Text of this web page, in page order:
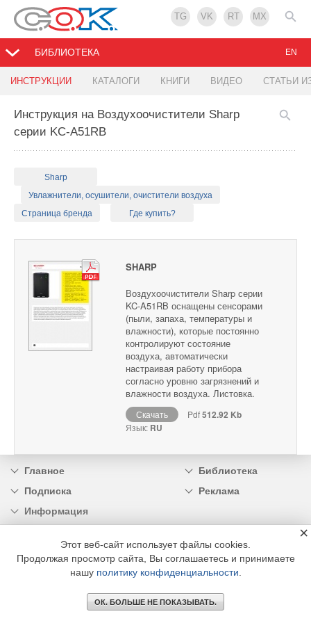
TG VK RT MX
БИБЛИОТЕКА
ИНСТРУКЦИИ КАТАЛОГИ КНИГИ ВИДЕО СТАТЬИ
EN
Инструкция на Воздухоочистители Sharp
серии KC-A51RB
Sharp
Увлажнители, осушители, очистители воздуха
Страница бренда
Где купить?
SHARP
Воздухоочистители Sharp серии
KC-A51RB оснащены сенсорами
(пыли, запаха, температуры и
влажности), которые постоянно
контролируют состояние
воздуха, автоматически
настраивая работу прибора
согласно уровню загрязнений и
влажности воздуха. Листовка.
Скачать Pdf512.92 Kb
Язык: RU
Главное
Библиотека
Подписка
Реклама
Информация
© 2002 - 2026 OOO Издательский дом «МЕДИА ТЕХНОЛОДЖИ» +7 (495) 665-00-
Этот веб-сайт использует файлы cookies.
Продолжая просмотр сайта, Вы соглашаетесь и принимаете
нашу политику конфиденциальности
ОК. БОЛЬШЕ НЕ ПОКАЗЫВАТЬ.
×